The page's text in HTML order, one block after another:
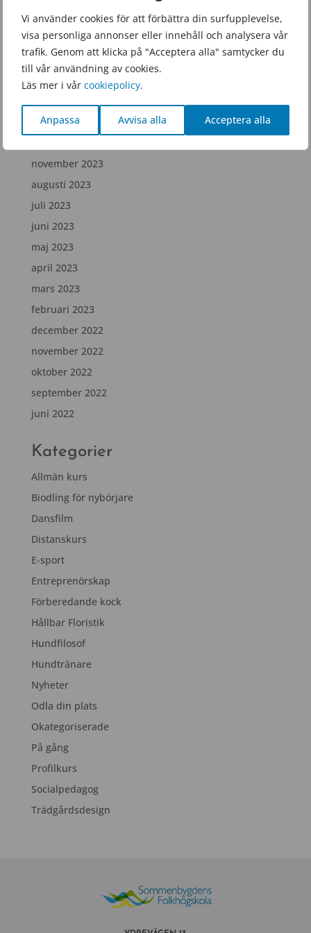
Vi använder cookies för att förbättra din surfupplevelse,
visa personliga annonser eller innehåll och analysera vår
trafik. Genom att klicka på "Acceptera alla" samtycker du
till vår användning av cookies.
Läs mer i vår cookiepolicy.
Anpassa Avvisa alla Acceptera alla
juni 2025
februari 2025
december 2024
juli 2024
februari 2024
november 2023
augusti 2023
juli 2023
juni 2023
maj 2023
april 2023
mars 2023
februari 2023
december 2022
november 2022
oktober 2022
september 2022
juni 2022
Kategorier
Allmän kurs
Biodling för nybörjare
Dansfilm
Distanskurs
E-sport
Entreprenörskap
Förberedande kock
Hållbar Floristik
Hundfilosof
Hundtränare
Nyheter
Odla din plats
Okategoriserade
På gång
Profilkurs
Socialpedagog
Trädgårdsdesign